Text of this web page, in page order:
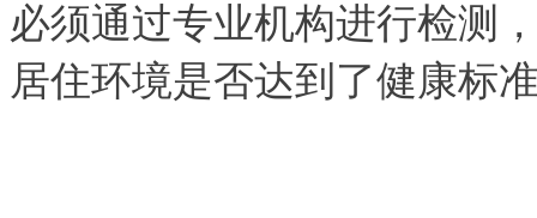
必须通过专业机构进行检测
居住环境是否达到了健康标